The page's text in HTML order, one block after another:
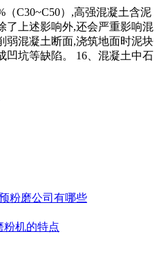
（C30~C50）,高强混凝土含泥
了上述影响外,还会严重影响混
弱混凝土断面,浇筑地面时泥块
凹坑等缺陷。 16、混凝土中石
粉磨公司有哪些
粉机的特点